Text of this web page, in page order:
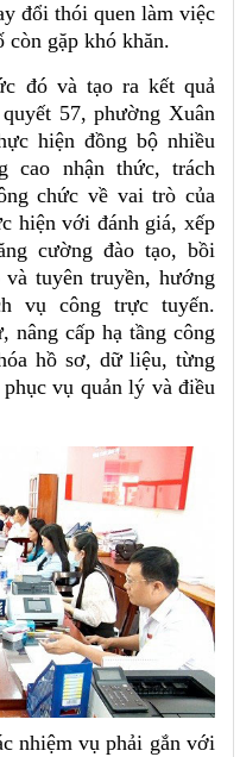
đổi thói quen làm việc
còn gặp khó khăn.
đó và tạo ra kết quả
57, phường Xuân
hiện đồng bộ nhiều
cao nhận thức, trách
chức về vai trò của
hiện với đánh giá, xếp
cường đào tạo, bồi
tuyên truyền, hướng
vụ công trực tuyến.
nâng cấp hạ tầng công
hồ sơ, dữ liệu, từng
vụ quản lý và điều
nhiệm vụ phải gắn với